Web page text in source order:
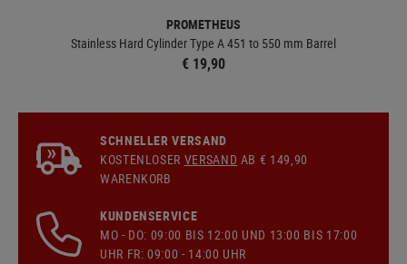
PROMETHEUS
Stainless Hard Cylinder Type A 451 to 550 mm Barrel
€ 19,90
SCHNELLER VERSAND
KOSTENLOSER VERSAND AB € 149,90
WARENKORB
KUNDENSERVICE
MO - DO: 09:00 BIS 12:00 UND 13:00 BIS 17:00
UHR FR: 09:00 - 14:00 UHR